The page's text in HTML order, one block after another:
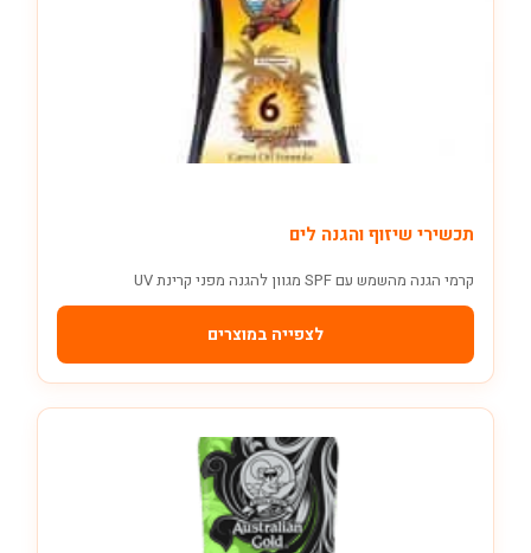
תכשירי שיזוף והגנה לים
קרמי הגנה מהשמש עם SPF מגוון להגנה מפני קרינת UV
לצפייה במוצרים